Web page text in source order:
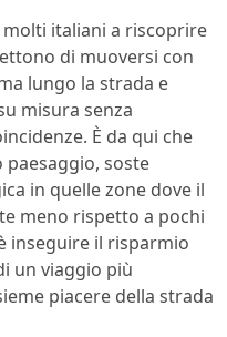
italiani a riscoprire
di muoversi con
lungo la strada e
misura senza
È da qui che
soste
in quelle zone dove il
meno rispetto a pochi
inseguire il risparmio
un viaggio più
piacere della strada